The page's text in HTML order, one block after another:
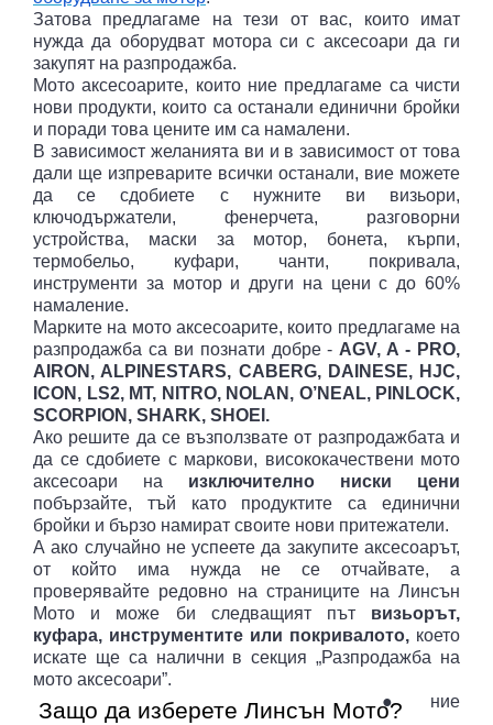
Затова предлагаме на тези от вас, които имат
нужда да оборудват мотора си с аксесоари да ги
закупят на разпродажба.
Мото аксесоарите, които ние предлагаме са чисти
нови продукти, които са останали единични бройки
и поради това цените им са намалени.
В зависимост желанията ви и в зависимост от това
дали ще изпреварите всички останали, вие можете
да се сдобиете с нужните ви визьори,
ключодържатели, фенерчета, разговорни
устройства, маски за мотор, бонета, кърпи,
термобельо, куфари, чанти, покривала,
инструменти за мотор и други на цени с до 60%
намаление.
Марките на мото аксесоарите, които предлагаме на
разпродажба са ви познати добре - AGV, A - PRO,
AIRON, ALPINESTARS, CABERG, DAINESE, HJC,
ICON, LS2, MT, NITRO, NOLAN, O’NEAL, PINLOCK,
SCORPION, SHARK, SHOEI.
Ако решите да се възползвате от разпродажбата и
да се сдобиете с маркови, висококачествени мото
аксесоари на изключително ниски цени
побързайте, тъй като продуктите са единични
бройки и бързо намират своите нови притежатели.
А ако случайно не успеете да закупите аксесоарът,
от който има нужда не се отчайвате, а
проверявайте редовно на страниците на Линсън
Мото и може би следващият път визьорът,
куфара, инструментите или покривалото, което
искате ще са налични в секция „Разпродажба на
мото аксесоари”.
Защо да изберете Линсън Мото?
●
ние